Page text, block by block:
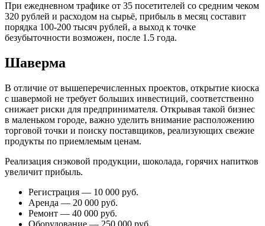
При ежедневном трафике от 35 посетителей со средним чеком
320 рублей и расходом на сырьё, прибыль в месяц составит
порядка 100-200 тысяч рублей, а выход к точке
безубыточности возможен, после 1.5 года.
Шаверма
В отличие от вышеперечисленных проектов, открытие киоска
с шавермой не требует больших инвестиций, соответственно
снижает риски для предпринимателя. Открывая такой бизнес
в маленьком городе, важно уделить внимание расположению
торговой точки и поиску поставщиков, реализующих свежие
продукты по приемлемым ценам.
Реализация снэковой продукции, шоколада, горячих напитков
увеличит прибыль.
Регистрация — 10 000 руб.
Аренда — 20 000 руб.
Ремонт — 40 000 руб.
Оборудование — 250 000 руб.